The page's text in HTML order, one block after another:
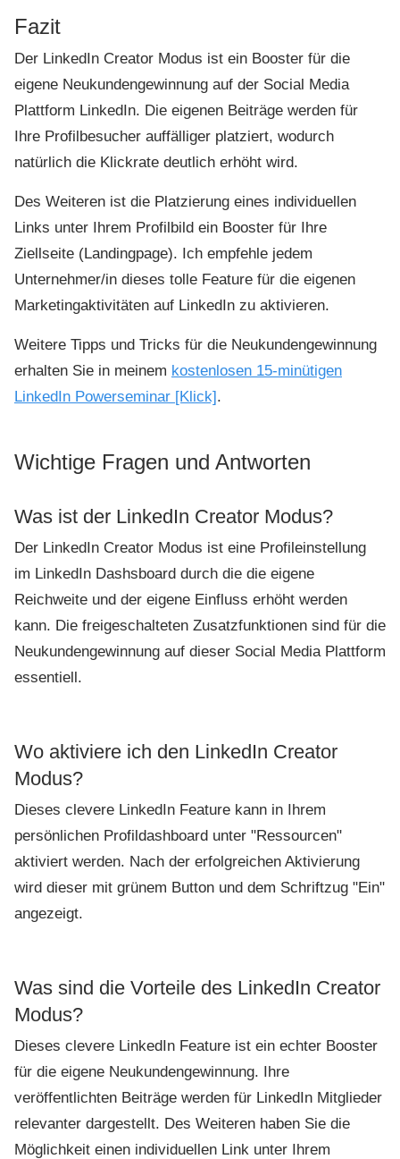
Fazit
Der LinkedIn Creator Modus ist ein Booster für die
eigene Neukundengewinnung auf der Social Media
Plattform LinkedIn. Die eigenen Beiträge werden für
Ihre Profilbesucher auffälliger platziert, wodurch
natürlich die Klickrate deutlich erhöht wird.
Des Weiteren ist die Platzierung eines individuellen
Links unter Ihrem Profilbild ein Booster für Ihre
Ziellseite (Landingpage). Ich empfehle jedem
Unternehmer/in dieses tolle Feature für die eigenen
Marketingaktivitäten auf LinkedIn zu aktivieren.
Weitere Tipps und Tricks für die Neukundengewinnung
erhalten Sie in meinem kostenlosen 15-minütigen
LinkedIn Powerseminar [Klick].
Wichtige Fragen und Antworten
Was ist der LinkedIn Creator Modus?
Der LinkedIn Creator Modus ist eine Profileinstellung
im LinkedIn Dashsboard durch die die eigene
Reichweite und der eigene Einfluss erhöht werden
kann. Die freigeschalteten Zusatzfunktionen sind für die
Neukundengewinnung auf dieser Social Media Plattform
essentiell.
Wo aktiviere ich den LinkedIn Creator
Modus?
Dieses clevere LinkedIn Feature kann in Ihrem
persönlichen Profildashboard unter "Ressourcen"
aktiviert werden. Nach der erfolgreichen Aktivierung
wird dieser mit grünem Button und dem Schriftzug "Ein"
angezeigt.
Was sind die Vorteile des LinkedIn Creator
Modus?
Dieses clevere LinkedIn Feature ist ein echter Booster
für die eigene Neukundengewinnung. Ihre
veröffentlichten Beiträge werden für LinkedIn Mitglieder
relevanter dargestellt. Des Weiteren haben Sie die
Möglichkeit einen individuellen Link unter Ihrem